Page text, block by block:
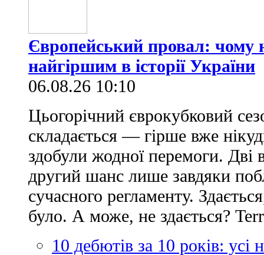
Європейський провал: чому
найгіршим в історії України
06.08.26 10:10
Цьогорічний єврокубковий
складається — гірше вже
здобули жодної перемоги.
другий шанс лише завдяки
сучасного регламенту.
було. А може, не здається?
10 дебютів за 10 років: